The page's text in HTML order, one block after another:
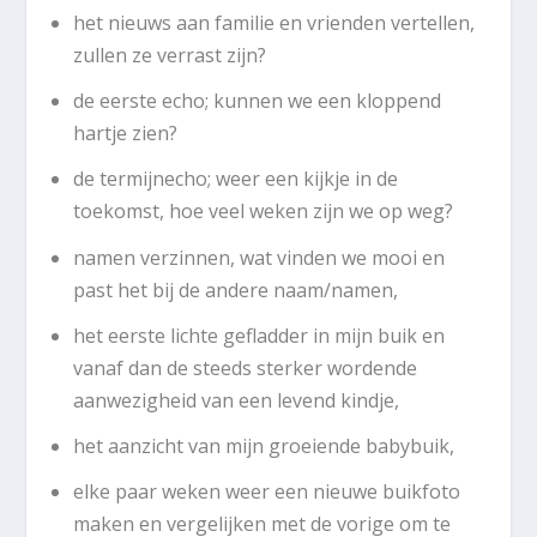
het nieuws aan familie en vrienden vertellen,
zullen ze verrast zijn?
de eerste echo; kunnen we een kloppend
hartje zien?
de termijnecho; weer een kijkje in de
toekomst, hoe veel weken zijn we op weg?
namen verzinnen, wat vinden we mooi en
past het bij de andere naam/namen,
het eerste lichte gefladder in mijn buik en
vanaf dan de steeds sterker wordende
aanwezigheid van een levend kindje,
het aanzicht van mijn groeiende babybuik,
elke paar weken weer een nieuwe buikfoto
maken en vergelijken met de vorige om te